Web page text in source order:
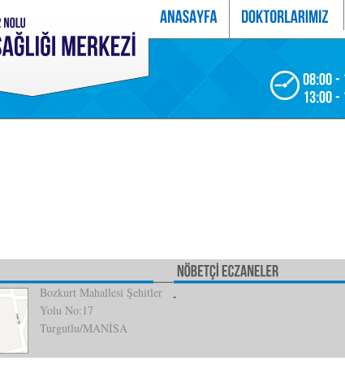
Bozkurt Mahallesi Şehitler
Yolu No:17
Turgutlu/MANİSA